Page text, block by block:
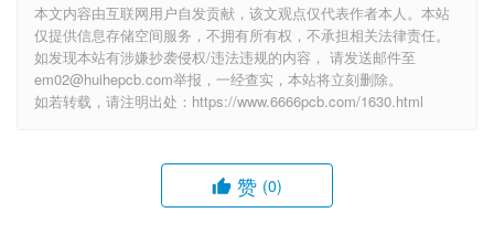
本文内容由互联网用户自发贡献，该文观点仅代表作者本人。本站
仅提供信息存储空间服务，不拥有所有权，不承担相关法律责任。
如发现本站有涉嫌抄袭侵权/违法违规的内容， 请发送邮件至
em02@huihepcb.com举报，一经查实，本站将立刻删除。
如若转载，请注明出处：https://www.6666pcb.com/1630.html
赞 (0)